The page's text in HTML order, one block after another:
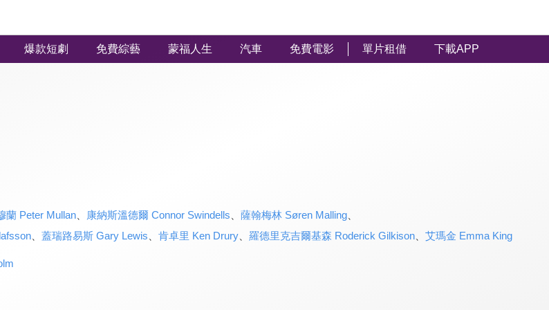
爆款短劇 免費綜藝 蒙福人生 汽車 免費電影 單片租借 下載APP
蘭 Peter Mullan、 康納斯溫德爾 Connor Swindells 薩翰梅林 Søren Malling、
、 蓋瑞路易斯 Gary Lewis 肯卓里 Ken Drury、 羅德里克吉爾基森 Roderick Gilkison、 艾瑪金 Emma King